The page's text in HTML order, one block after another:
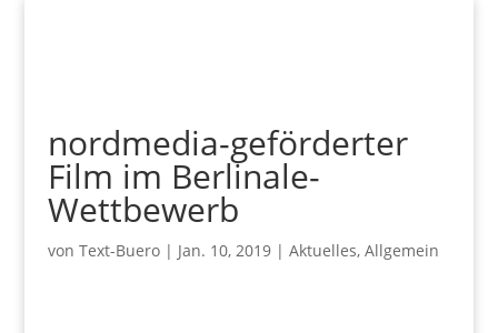
nordmedia-geförderter
Film im Berlinale-
Wettbewerb
von Text-Buero| Jan. 10, 2019| Aktuelles, Allgemein